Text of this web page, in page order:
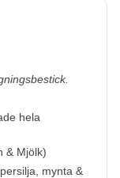
hela
& Mjölk)
mynta &